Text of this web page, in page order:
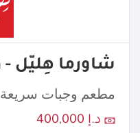
شاورما هِليّل - Hlayel shawarma
مطعم وجبات سريعة
د.إ 400,000